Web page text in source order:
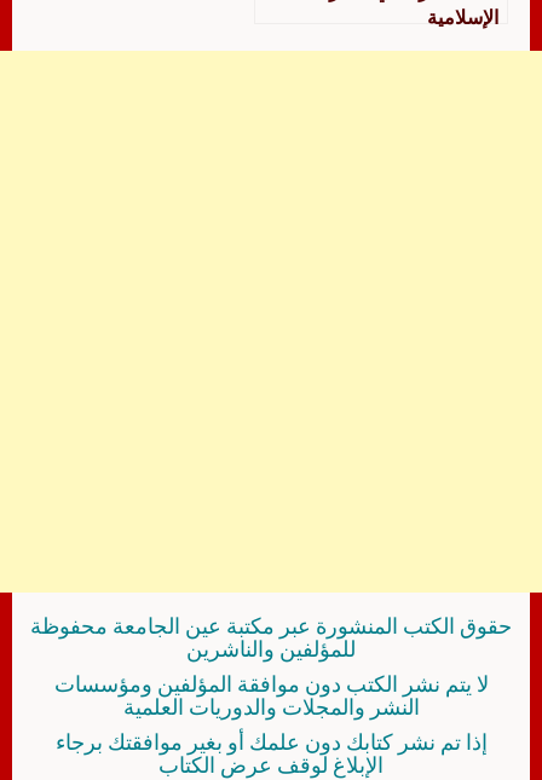
الإسلامية
حقوق الكتب المنشورة عبر مكتبة عين الجامعة محفوظة
للمؤلفين والناشرين
لا يتم نشر الكتب دون موافقة المؤلفين ومؤسسات
النشر والمجلات والدوريات العلمية
إذا تم نشر كتابك دون علمك أو بغير موافقتك برجاء
الإبلاغ لوقف عرض الكتاب